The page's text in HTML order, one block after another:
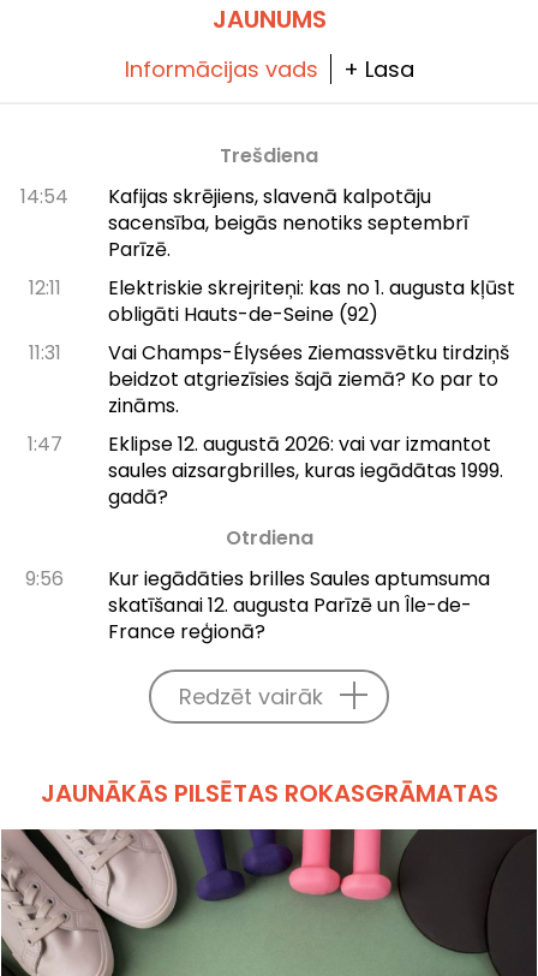
JAUNUMS
Informācijas vads + Lasa
Trešdiena
14:54
Kafijas skrējiens, slavenā kalpotāju
sacensība, beigās nenotiks septembrī
Parīzē.
12:11
Elektriskie skrejriteņi: kas no 1. augusta kļūst
obligāti Hauts-de-Seine (92)
11:31
Vai Champs-Élysées Ziemassvētku tirdziņš
beidzot atgriezīsies šajā ziemā? Ko par to
zināms.
1:47
Eklipse 12. augustā 2026: vai var izmantot
saules aizsargbrilles, kuras iegādātas 1999.
gadā?
Otrdiena
9:56
Kur iegādāties brilles Saules aptumsuma
skatīšanai 12. augusta Parīzē un Île-de-
France reģionā?
Redzēt vairāk
JAUNĀKĀS PILSĒTAS ROKASGRĀMATAS